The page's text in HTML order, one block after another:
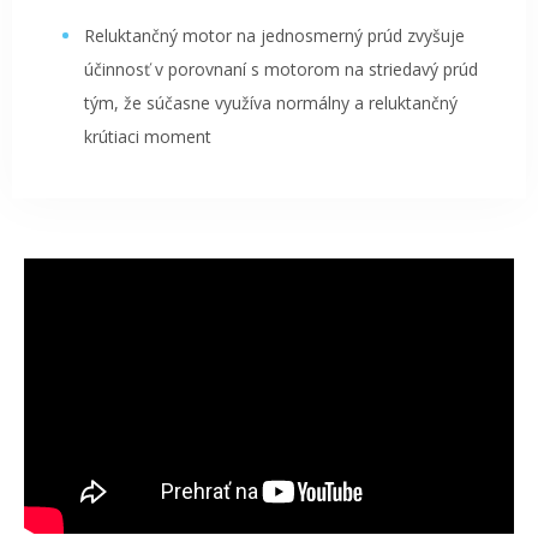
Reluktančný motor na jednosmerný prúd zvyšuje
účinnosť v porovnaní s motorom na striedavý prúd
tým, že súčasne využíva normálny a reluktančný
krútiaci moment